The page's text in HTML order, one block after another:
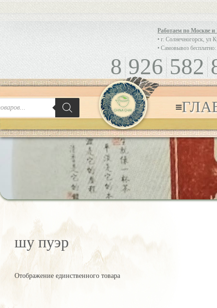
Работаем по Москве
• г. Солнечногорск, ул
• Самовывоз
8 926 582
шу пуэр
Отображение единственного товара